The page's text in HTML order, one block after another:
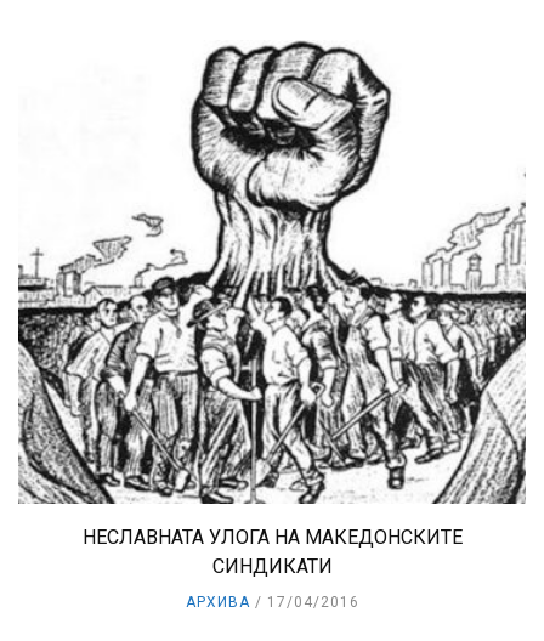
НЕСЛАВНАТА УЛОГА НА МАКЕДОНСКИТЕ
СИНДИКАТИ
АРХИВА 17/04/2016